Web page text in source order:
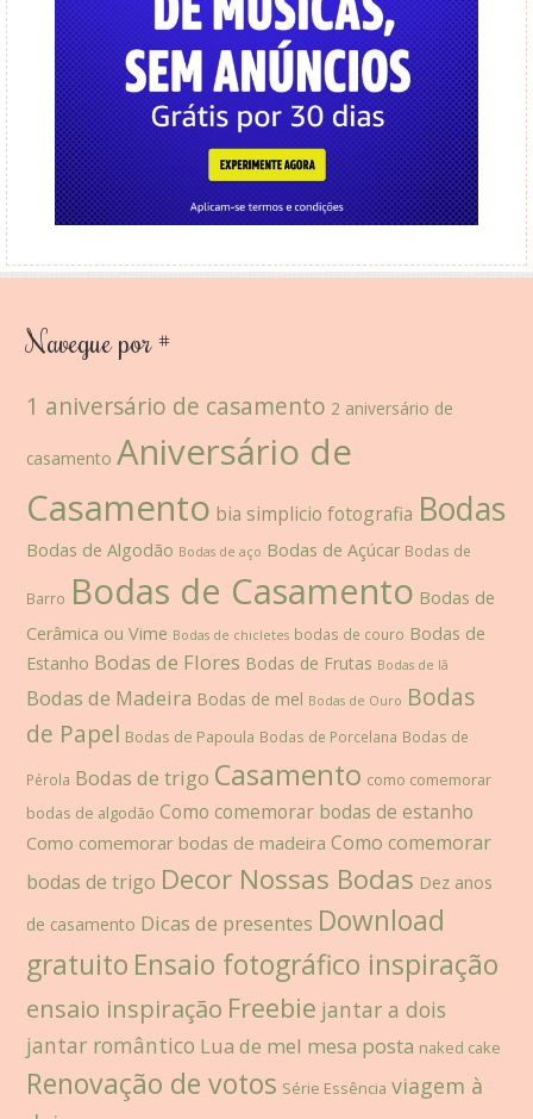
Navegue por #
1 aniversário de casamento 2 aniversário de
casamento Aniversário de
Casamento bia simplicio fotografia Bodas
Bodas de Algodão Bodas de aço Bodas de Açúcar Bodas de
Barro Bodas de Casamento Bodas de
Cerâmica ou Vime Bodas de chicletes bodas de couro Bodas de
Estanho Bodas de Flores Bodas de Frutas Bodas de lã
Bodas de Madeira Bodas de mel Bodas de Ouro Bodas
de Papel Bodas de Papoula Bodas de Porcelana Bodas de
Pérola Bodas de trigo Casamento como comemorar
bodas de algodão Como comemorar bodas de estanho
Como comemorar bodas de madeira Como comemorar
bodas de trigo Decor Nossas Bodas Dez anos
de casamento Dicas de presentes Download
gratuito Ensaio fotográfico inspiração
ensaio inspiração Freebie jantar a dois
jantar romântico Lua de mel mesa posta naked cake
Renovação de votos Série Essência viagem à